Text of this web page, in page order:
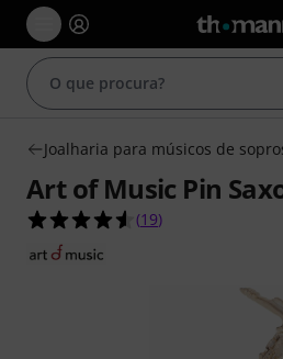
Joalharia para músicos de
Art of Music Pin
4.5 de 5 estrelas de
(19)